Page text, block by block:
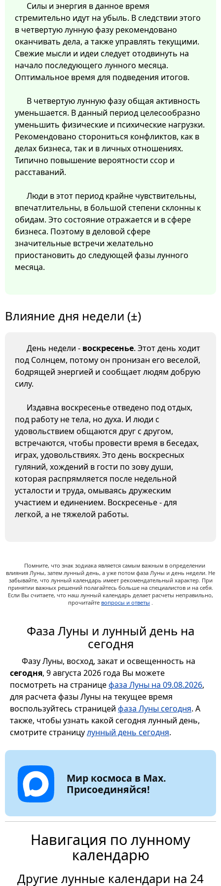
Силы и энергия в данное время
стремительно идут на убыль. В следствии этого
в четвертую лунную фазу рекомендовано
оканчивать дела, а также управлять текущими.
Свежие мысли и идеи следует отодвинуть на
начало последующего лунного месяца.
Оптимальное время для подведения итогов.
В четвертую лунную фазу общая активность
уменьшается. В данный период целесообразно
уменьшить физические и психические нагрузки.
Рекомендовано сторониться конфликтов, как в
делах бизнеса, так и в личных отношениях.
Типично повышение вероятности ссор и
расставаний.
Люди в этот период крайне чувствительны,
впечатлительны, в большой степени склонны к
обидам. Это состояние отражается и в сфере
бизнеса. Поэтому в деловой сфере
значительные встречи желательно
приостановить до следующей фазы лунного
месяца.
Влияние дня недели (±)
День недели - воскресенье. Этот день ходит
под Солнцем, потому он пронизан его веселой,
бодрящей энергией и сообщает людям добрую
силу.
Издавна воскресенье отведено под отдых,
под работу не тела, но духа. И люди с
удовольствием общаются друг с другом,
встречаются, чтобы провести время в беседах,
играх, удовольствиях. Это день воскресных
гуляний, хождений в гости по зову души,
которая распрямляется после недельной
усталости и труда, омываясь дружеским
участием и единением. Воскресенье - для
легкой, а не тяжелой работы.
Помните, что знак зодиака является самым важным в определении
влияния Луны, затем лунный день, а уже потом фаза Луны и день недели. Не
забывайте, что лунный календарь имеет рекомендательный характер. При
принятии важных решений полагайтесь больше на специалистов и на себя.
Если Вы считаете, что наш лунный календарь делает расчеты неправильно,
прочитайте вопросы и ответы .
Фаза Луны и лунный день на
сегодня
Фазу Луны, восход, закат и освещенность на
сегодня, 9 августа 2026 года Вы можете
посмотреть на страницефаза Луны на 09.08.2026,
для расчета фазы Луны на текущее время
воспользуйтесь страницей фаза Луны сегодня. А
также, чтобы узнать какой сегодня лунный день,
смотрите страницулунный день сегодня.
Мир космоса в Max.
Присоединяйся!
Навигация по лунному
календарю
Другие лунные календари на 24